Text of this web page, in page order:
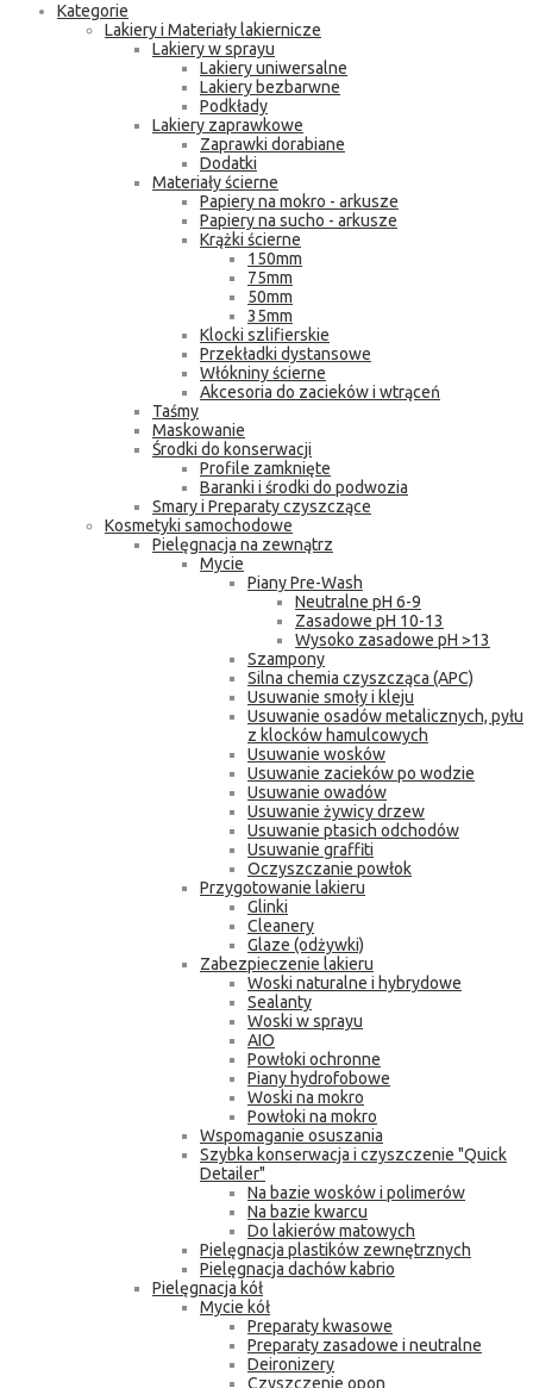
Kategorie
Lakiery i Materiały lakiernicze
Lakiery w sprayu
Lakiery uniwersalne
Lakiery bezbarwne
Podkłady
Lakiery zaprawkowe
Zaprawki dorabiane
Dodatki
Materiały ścierne
Papiery na mokro - arkusze
Papiery na sucho - arkusze
Krążki ścierne
150mm
75mm
50mm
35mm
Klocki szlifierskie
Przekładki dystansowe
Włókniny ścierne
Akcesoria do zacieków i wtrąceń
Taśmy
Maskowanie
Środki do konserwacji
Profile zamknięte
Baranki i środki do podwozia
Smary i Preparaty czyszczące
Kosmetyki samochodowe
Pielęgnacja na zewnątrz
Mycie
Piany Pre-Wash
Neutralne pH 6-9
Zasadowe pH 10-13
Wysoko zasadowe pH >13
Szampony
Silna chemia czyszcząca (APC)
Usuwanie smoły i kleju
Usuwanie osadów metalicznych, pyłu
z klocków hamulcowych
Usuwanie wosków
Usuwanie zacieków po wodzie
Usuwanie owadów
Usuwanie żywicy drzew
Usuwanie ptasich odchodów
Usuwanie graffiti
Oczyszczanie powłok
Przygotowanie lakieru
Glinki
Cleanery
Glaze (odżywki)
Zabezpieczenie lakieru
Woski naturalne i hybrydowe
Sealanty
Woski w sprayu
AIO
Powłoki ochronne
Piany hydrofobowe
Woski na mokro
Powłoki na mokro
Wspomaganie osuszania
Szybka konserwacja i czyszczenie "Quick
Detailer"
Na bazie wosków i polimerów
Na bazie kwarcu
Do lakierów matowych
Pielęgnacja plastików zewnętrznych
Pielęgnacja dachów kabrio
Pielęgnacja kół
Mycie kół
Preparaty kwasowe
Preparaty zasadowe i neutralne
Deironizery
Czyszczenie opon